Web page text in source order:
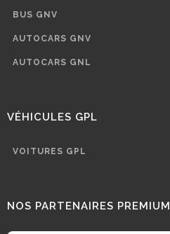
BUS GNV
AUTOCARS GNV
AUTOCARS GNL
VÉHICULES GPL
VOITURES GPL
NOS PARTENAIRES PREMIUM